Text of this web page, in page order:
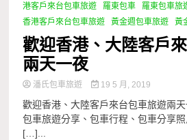
港客戶來台包車旅遊
羅東包車
羅東包車旅
香港客戶來台包車旅遊
黃金週包車旅遊 黃
歡迎香港、大陸客戶
兩天一夜
潘氏包車旅遊 19 5 月, 2019
歡迎香港、大陸客戶來台包車旅遊兩
包車旅遊分享、包車行程、包車分享
[…]...